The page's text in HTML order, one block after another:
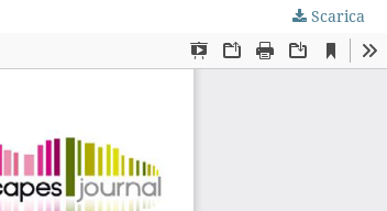
Scarica